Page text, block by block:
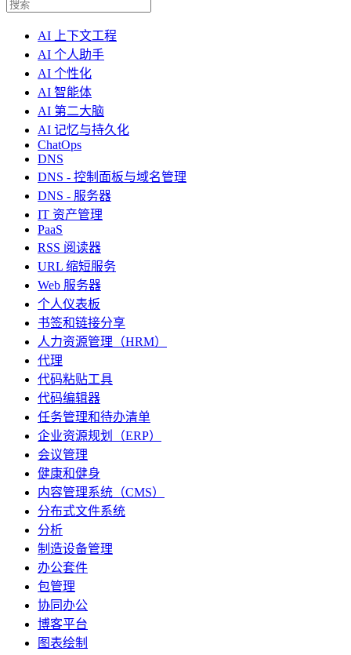
AI 上下文工程
AI 个人助手
AI 个性化
AI 智能体
AI 第二大脑
AI 记忆与持久化
ChatOps
DNS
DNS - 控制面板与域名管理
DNS - 服务器
IT 资产管理
PaaS
RSS 阅读器
URL 缩短服务
Web 服务器
个人仪表板
书签和链接分享
人力资源管理（HRM）
代理
代码粘贴工具
代码编辑器
任务管理和待办清单
企业资源规划（ERP）
会议管理
健康和健身
内容管理系统（CMS）
分布式文件系统
分析
制造设备管理
办公套件
包管理
协同办公
博客平台
图表绘制